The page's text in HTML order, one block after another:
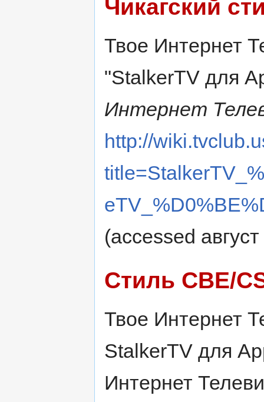
Чикагский
Твое Интернет
"StalkerTV для
Интернет
http://
(accessed
Стиль CBE/
Твое Интернет
StalkerTV для
Интернет